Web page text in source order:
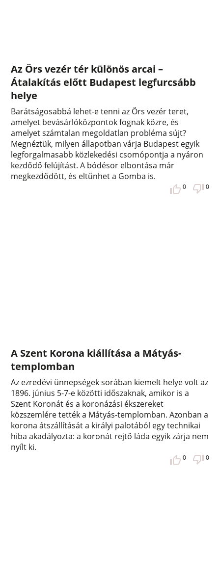
Az Örs vezér tér különös arcai –
Átalakítás előtt Budapest legfurcsább
helye
Barátságosabbá lehet-e tenni az Örs vezér teret,
amelyet bevásárlóközpontok fognak közre, és
amelyet számtalan megoldatlan probléma sújt?
Megnéztük, milyen állapotban várja Budapest egyik
legforgalmasabb közlekedési csomópontja a nyáron
kezdődő felújítást. A bódésor elbontása már
megkezdődött, és eltűnhet a Gomba is.
0 0
A Szent Korona kiállítása a Mátyás-
templomban
Az ezredévi ünnepségek sorában kiemelt helye volt az
1896. június 5-7-e közötti időszaknak, amikor is a
Szent Koronát és a koronázási ékszereket
közszemlére tették a Mátyás-templomban. Azonban a
korona átszállítását a királyi palotából egy technikai
hiba akadályozta: a koronát rejtő láda egyik zárja nem
nyílt ki.
0 0